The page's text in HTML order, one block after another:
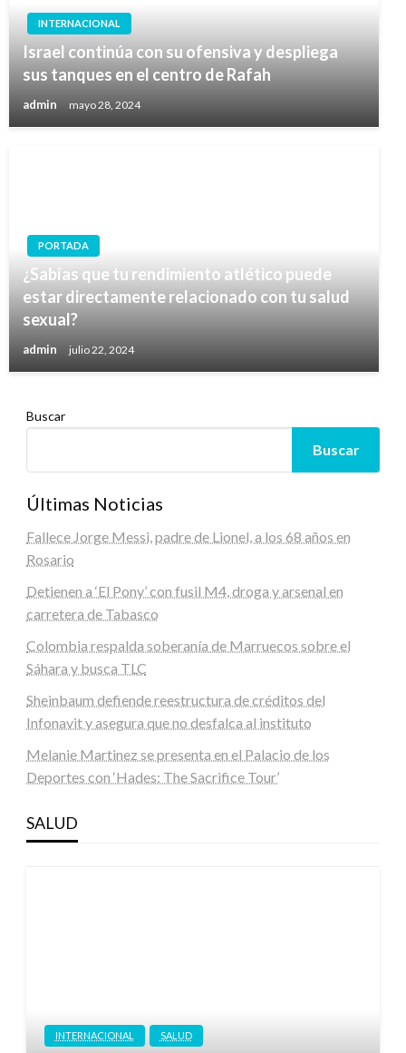
INTERNACIONAL
Israel continúa con su ofensiva y despliega
sus tanques en el centro de Rafah
admin mayo 28, 2024
PORTADA
¿Sabías que tu rendimiento atlético puede
estar directamente relacionado con tu salud
sexual?
admin julio 22, 2024
Buscar
Buscar
Últimas Noticias
Fallece Jorge Messi, padre de Lionel, a los 68 años en
Rosario
Detienen a ‘El Pony’ con fusil M4, droga y arsenal en
carretera de Tabasco
Colombia respalda soberanía de Marruecos sobre el
Sáhara y busca TLC
Sheinbaum defiende reestructura de créditos del
Infonavit y asegura que no desfalca al instituto
Melanie Martinez se presenta en el Palacio de los
Deportes con ‘Hades: The Sacrifice Tour’
SALUD
INTERNACIONAL SALUD